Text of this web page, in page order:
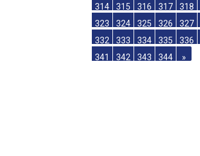
296
297 298 299 300
305
306 307 308 309
314
315 316 317 318
323
324 325 326 327